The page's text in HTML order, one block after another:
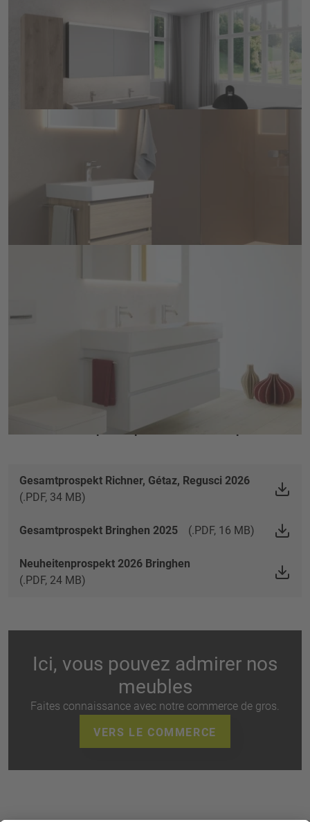
Keramik Line
Le meuble simple s'adapte à tous les lavabos
VOIR LES DÉTAILS
Keramik Style
Les portes et les tiroirs du meuble s'ouvrent
facilement par le haut. Les poignées offrent la
possibilité d'ajouter une touche de couleur
supplémentaire.
VOIR LES DÉTAILS
être commandées avec un bord laserTec ou un profil
Vers le prospectus complet:
Gesamtprospekt Richner, Gétaz, Regusci 2026
(.PDF, 34 MB)
Gesamtprospekt Bringhen 2025 (.PDF, 16 MB)
Neuheitenprospekt 2026 Bringhen
(.PDF, 24 MB)
Ici, vous pouvez admirer nos
meubles
Faites connaissance avec notre commerce de gros.
VERS LE COMMERCE